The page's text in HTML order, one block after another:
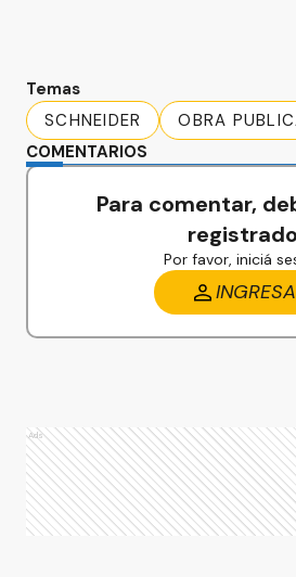
Temas
SCHNEIDER
OBRA
COMENTARIOS
Para comentar,
registrado
Por favor, iniciá
INGRESA
Ads